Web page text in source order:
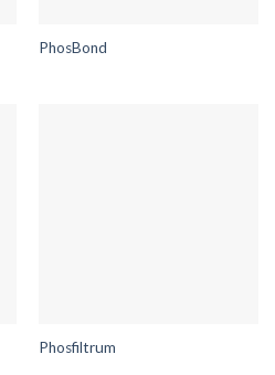
PhosBond
Phosfiltrum